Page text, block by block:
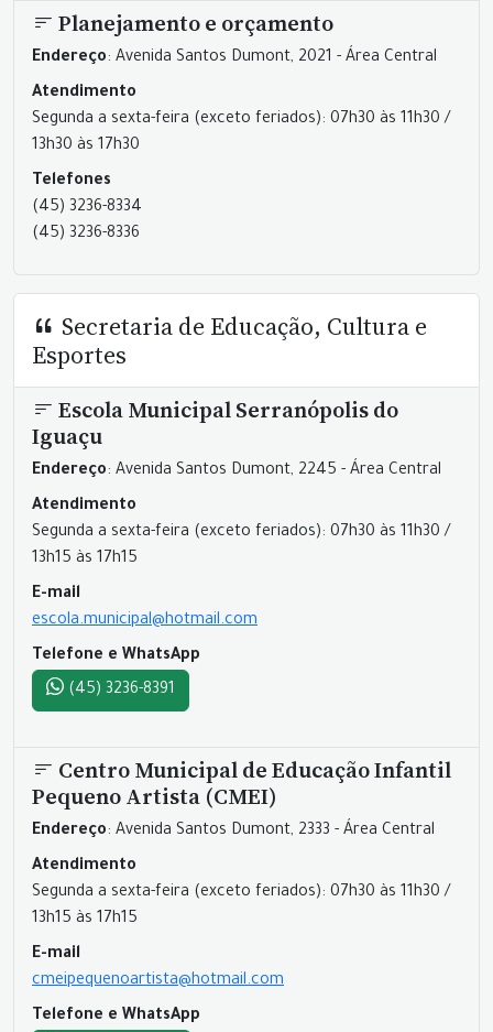
Planejamento e orçamento
Endereço: Avenida Santos Dumont, 2021 - Área Central
Atendimento
Segunda a sexta-feira (exceto feriados): 07h30 às 11h30 /
13h30 às 17h30
Telefones
(45) 3236-8334
(45) 3236-8336
Secretaria de Educação, Cultura e
Esportes
Escola Municipal Serranópolis do
Iguaçu
Endereço: Avenida Santos Dumont, 2245 - Área Central
Atendimento
Segunda a sexta-feira (exceto feriados): 07h30 às 11h30 /
13h15 às 17h15
E-mail
escola.municipal@hotmail.com
Telefone e WhatsApp
(45) 3236-8391
Centro Municipal de Educação Infantil
Pequeno Artista (CMEI)
Endereço: Avenida Santos Dumont, 2333 - Área Central
Atendimento
Segunda a sexta-feira (exceto feriados): 07h30 às 11h30 /
13h15 às 17h15
E-mail
cmeipequenoartista@hotmail.com
Telefone e WhatsApp